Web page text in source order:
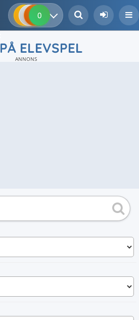
0 0 0
ELEVSPEL
ANNONS